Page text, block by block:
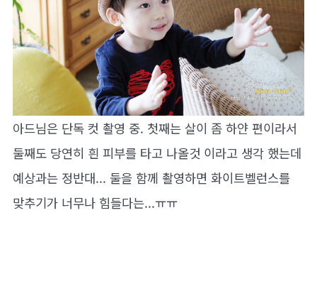
아드님은 단독 컷 촬영 중. 첫째는 살이 좀 하얀 편이라서
둘째도 당연히 흰 피부를 타고 나올것 이라고 생각 했는데
예상과는 정반대... 둘을 함께 촬영하면 화이트벨런스를
맞추기가 너무나 힘들다는...ㅠㅠ